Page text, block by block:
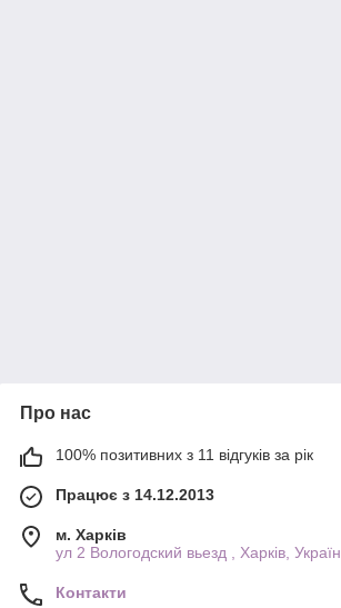
Про нас
100% позитивних з 11 відгуків за рік
Працює з 14.12.2013
м. Харків
ул 2 Вологодский вьезд , Харків,
Контакти